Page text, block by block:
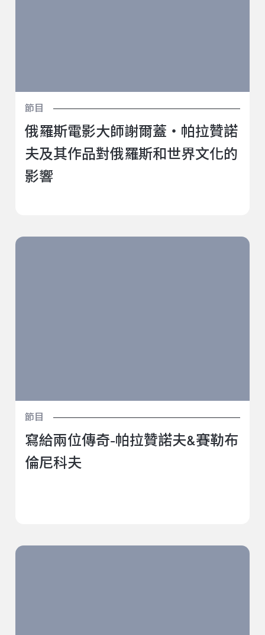
節目
俄羅斯電影大師謝爾蓋‧帕拉贊諾
夫及其作品對俄羅斯和世界文化的
影響
寫給兩位傳奇-帕拉贊諾夫&賽勒布倫尼科夫
節目
寫給兩位傳奇-帕拉贊諾夫&賽勒布
倫尼科夫
十個傳奇，一位流亡者：我在《傳奇：帕拉贊諾夫的十